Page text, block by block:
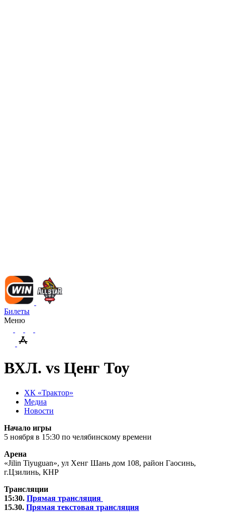
Билеты
Меню
ВХЛ. vs Ценг Тоу
ХК «Трактор»
Медиа
Новости
Начало игры
5 ноября в 15:30 по челябинскому времени
Арена
«Jilin Tiyuguan», ул Хенг Шань дом 108, район Гаосинь,
г.Цзилинь, КНР
Трансляции
15:30. Прямая трансляция
15.30. Прямая текстовая трансляция